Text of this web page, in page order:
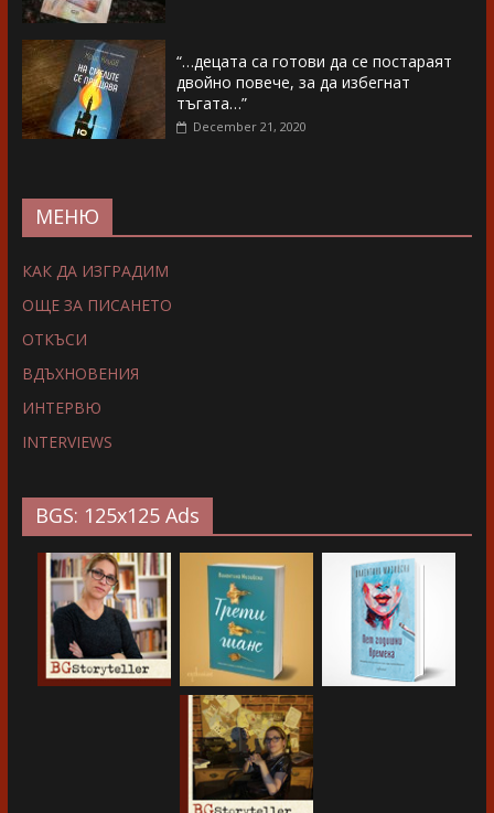
“…децата са готови да се постараят
двойно повече, за да избегнат
тъгата…”
December 21, 2020
МЕНЮ
КАК ДА ИЗГРАДИМ
ОЩЕ ЗА ПИСАНЕТО
ОТКЪСИ
ВДЪХНОВЕНИЯ
ИНТЕРВЮ
INTERVIEWS
BGS: 125x125 Ads